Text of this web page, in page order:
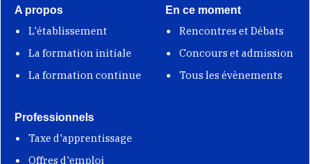
A propos
L'établissement
La formation initiale
La formation continue
En ce moment
Rencontres et Débats
Concours et admission
Tous les évènements
Professionnels
Taxe d'apprentissage
Offres d'emploi